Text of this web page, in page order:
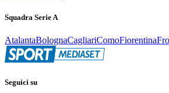
Squadra Serie A
AtalantaBolognaCagliariComoFiorentina
Seguici su